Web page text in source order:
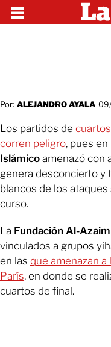
Por: ALEJANDRO AYALA
Los partidos de
corren peligro, pues
Islámico amenazó con
genera desconcierto y
blancos de los
curso.
La Fundación Al-
vinculados a grupos
en las que amenazan
París, en donde se
cuartos de final.